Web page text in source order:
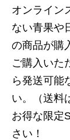
オンライン
ない青果や
の商品が購
ご購入いた
ら発送可能
い。（送料
お得な限定
さい！